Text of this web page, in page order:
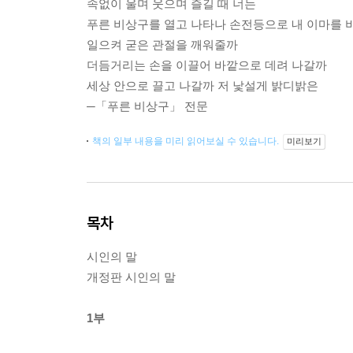
속없이 울며 웃으며 즐길 때 너는
푸른 비상구를 열고 나타나 손전등으로 내 이마를
일으켜 굳은 관절을 깨워줄까
더듬거리는 손을 이끌어 바깥으로 데려 나갈까
세상 안으로 끌고 나갈까 저 낯설게 밝디밝은
─「푸른 비상구」 전문
책의 일부 내용을 미리 읽어보실 수 있습니다. 미리보기
목차
시인의 말
개정판 시인의 말
1부